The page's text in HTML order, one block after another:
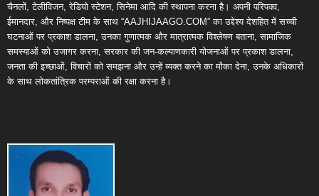
चैनलों, टेलीविजन, रेडियो स्टेशन, सिनेमा आदि की स्थापना करना है। अपनी परिपक्व,
ईमानदार, और निष्पक्ष टीम के साथ “AAJHIJAAGO.COM” का उद्देश्य देशहित में सच्ची
घटनाओं पर प्रकाश डालना, उनका गुणात्मक और मात्रात्मक विश्लेषण बताना, सामाजिक
समस्याओं को उजागर करना, सरकार की जन-कल्याणकारी योजनाओं पर प्रकाश डालना,
जनता की इच्छाओं, विचारों को समझना और उन्हें व्यक्त करने का मौका देना, उनके अधिकारों
के साथ लोकतांत्रिक परम्पराओं की रक्षा करना है।